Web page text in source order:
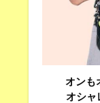
オンも
オシャ